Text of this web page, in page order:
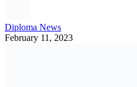
Diploma News
February 11, 2023